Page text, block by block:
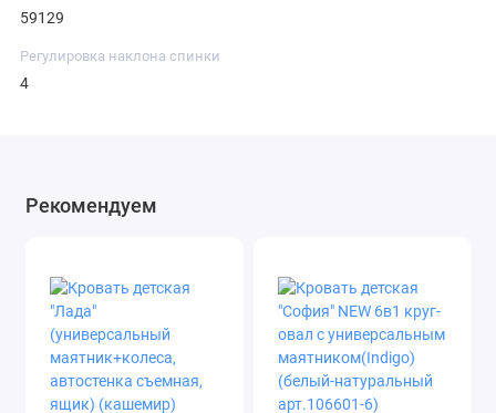
59129
Регулировка наклона спинки
4
Рекомендуем